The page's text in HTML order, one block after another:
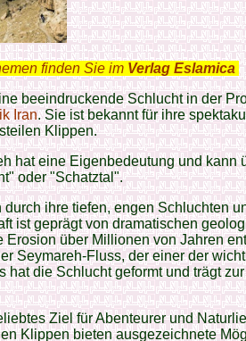
finden Sie im Verlag Eslamica
beeindruckende Schlucht in der
Iran. Sie ist bekannt für ihre
Klippen.
hat eine Eigenbedeutung und kann
oder "Schatztal".
ihre tiefen, engen Schluchten
ist geprägt von dramatischen
Erosion über Millionen von Jahren
Seymareh-Fluss, der einer der
hat die Schlucht geformt und trägt
Ziel für Abenteurer und
Klippen bieten ausgezeichnete